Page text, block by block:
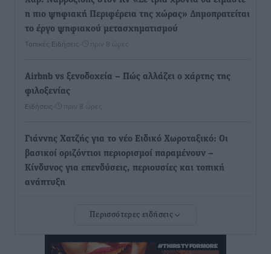
η πιο ψηφιακή Περιφέρεια της χώρας» Δημοπρατείται
το έργο ψηφιακού μετασχηματισμού
Τοπικές Ειδήσεις πριν 8 ώρες
Airbnb vs ξενοδοχεία – Πώς αλλάζει ο χάρτης της
φιλοξενίας
Ειδήσεις πριν 8 ώρες
Γιάννης Χατζής για το νέο Ειδικό Χωροταξικό: Οι
βασικοί οριζόντιοι περιορισμοί παραμένουν –
Κίνδυνος για επενδύσεις, περιουσίες και τοπική
ανάπτυξη
δεν υπάρχουν περιθώρια εφησυχασμού
Περισσότερες ειδήσεις